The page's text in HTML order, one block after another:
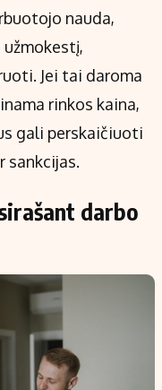
nauda,
Jei tai daroma
rinkos kaina,
gali perskaičiuoti
sankcijas.
darbo